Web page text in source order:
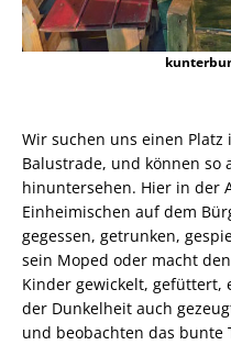
Wir suchen uns einen
Balustrade, und können so
hinuntersehen. Hier in der
Einheimischen auf dem
gegessen, getrunken,
sein Moped oder macht
Kinder gewickelt, gefüttert,
der Dunkelheit auch
und beobachten das bunte